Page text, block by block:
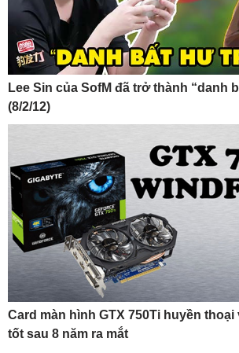
Lee Sin của SofM đã trở thành “danh
(8/2/12)
Card màn hình GTX 750Ti huyền thoại
tốt sau 8 năm ra mắt